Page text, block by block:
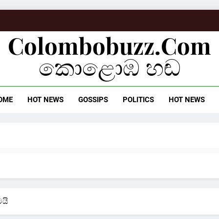
Colombobuzz.com
කොළොඹ හඬ
HOT NEWS GOSSIPS POLITICS HOT NEWS